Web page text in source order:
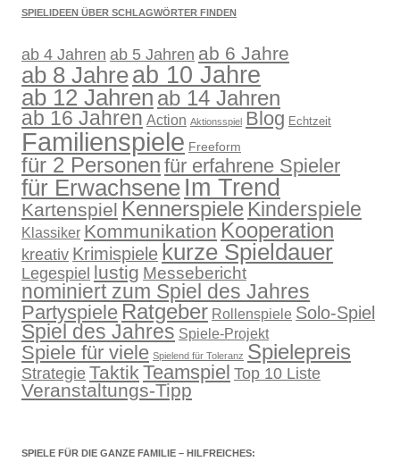
SPIELIDEEN ÜBER SCHLAGWÖRTER FINDEN
ab 4 Jahren ab 5 Jahren ab 6 Jahre
ab 8 Jahreab 10 Jahre
ab 12 Jahren ab 14 Jahren
ab 16 Jahren Action Aktionsspiel Blog Echtzeit
Familienspiele Freeform
für 2 Personen für erfahrene Spieler
für Erwachsene Im Trend
Kartenspiel Kennerspiele Kinderspiele
Klassiker Kommunikation Kooperation
kreativ Krimispiele kurze Spieldauer
Legespiel lustig Messebericht
nominiert zum Spiel des Jahres
Partyspiele Ratgeber Rollenspiele Solo-Spiel
Spiel des Jahres Spiele-Projekt
Spiele für viele Spielend für Toleranz Spielepreis
StrategieTaktik Teamspiel Top 10 Liste
Veranstaltungs-Tipp
SPIELE FÜR DIE GANZE FAMILIE – HILFREICHES: